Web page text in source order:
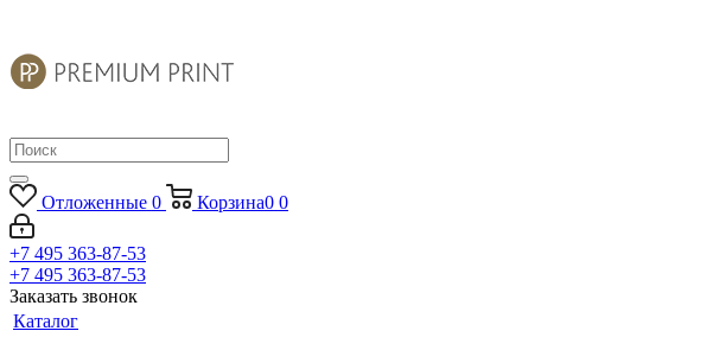
Отложенные 0 Корзина0 0
+7 495 363-87-53
+7 495 363-87-53
Заказать звонок
Каталог